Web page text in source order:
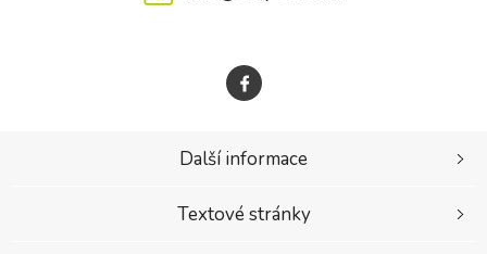
Další informace
Textové stránky